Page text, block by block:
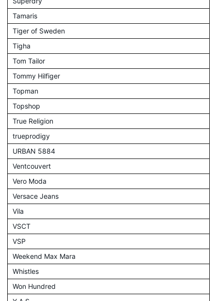
Tamaris
Tiger of Sweden
Tigha
Tom Tailor
Tommy Hilfiger
Topman
Topshop
True Religion
trueprodigy
URBAN 5884
Ventcouvert
Vero Moda
Versace Jeans
Vila
VSCT
VSP
Weekend Max Mara
Whistles
Won Hundred